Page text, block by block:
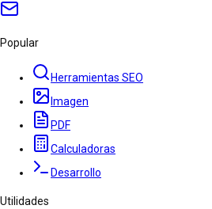
Popular
Herramientas SEO
Imagen
PDF
Calculadoras
Desarrollo
Utilidades